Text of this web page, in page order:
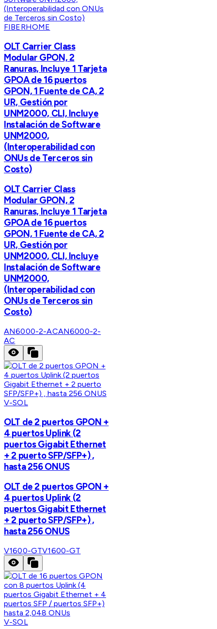
FIBERHOME
OLT Carrier Class
Modular GPON, 2
Ranuras, Incluye 1 Tarjeta
GPOA de 16 puertos
GPON, 1 Fuente de CA, 2
UR, Gestión por
UNM2000, CLI, Incluye
Instalación de Software
UNM2000,
(Interoperabilidad con
ONUs de Terceros sin
Costo)
OLT Carrier Class
Modular GPON, 2
Ranuras, Incluye 1 Tarjeta
GPOA de 16 puertos
GPON, 1 Fuente de CA, 2
UR, Gestión por
UNM2000, CLI, Incluye
Instalación de Software
UNM2000,
(Interoperabilidad con
ONUs de Terceros sin
Costo)
AN6000-2-ACAN6000-2-
AC
V-SOL
OLT de 2 puertos GPON +
4 puertos Uplink (2
puertos Gigabit Ethernet
+ 2 puerto SFP/SFP+) ,
hasta 256 ONUS
OLT de 2 puertos GPON +
4 puertos Uplink (2
puertos Gigabit Ethernet
+ 2 puerto SFP/SFP+) ,
hasta 256 ONUS
V1600-GTV1600-GT
V-SOL